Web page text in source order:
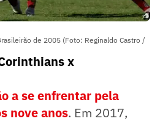
de 2005 (Foto: Reginaldo Castro /
x
a se enfrentar pela
nove anos. Em 2017,